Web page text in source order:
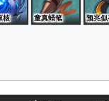
核 童真蜡笔 预兆似